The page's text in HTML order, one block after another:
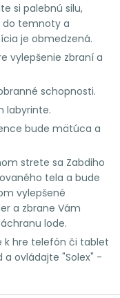
si palebnú silu,
do temnoty a
je obmedzená.
vylepšenie zbraní a
schopnosti.
labyrinte.
bude mätúca a
strete sa Zabdiho
tela a bude
vylepšené
a zbrane Vám
lode.
k hre telefón či tablet
a ovládajte "Solex" -